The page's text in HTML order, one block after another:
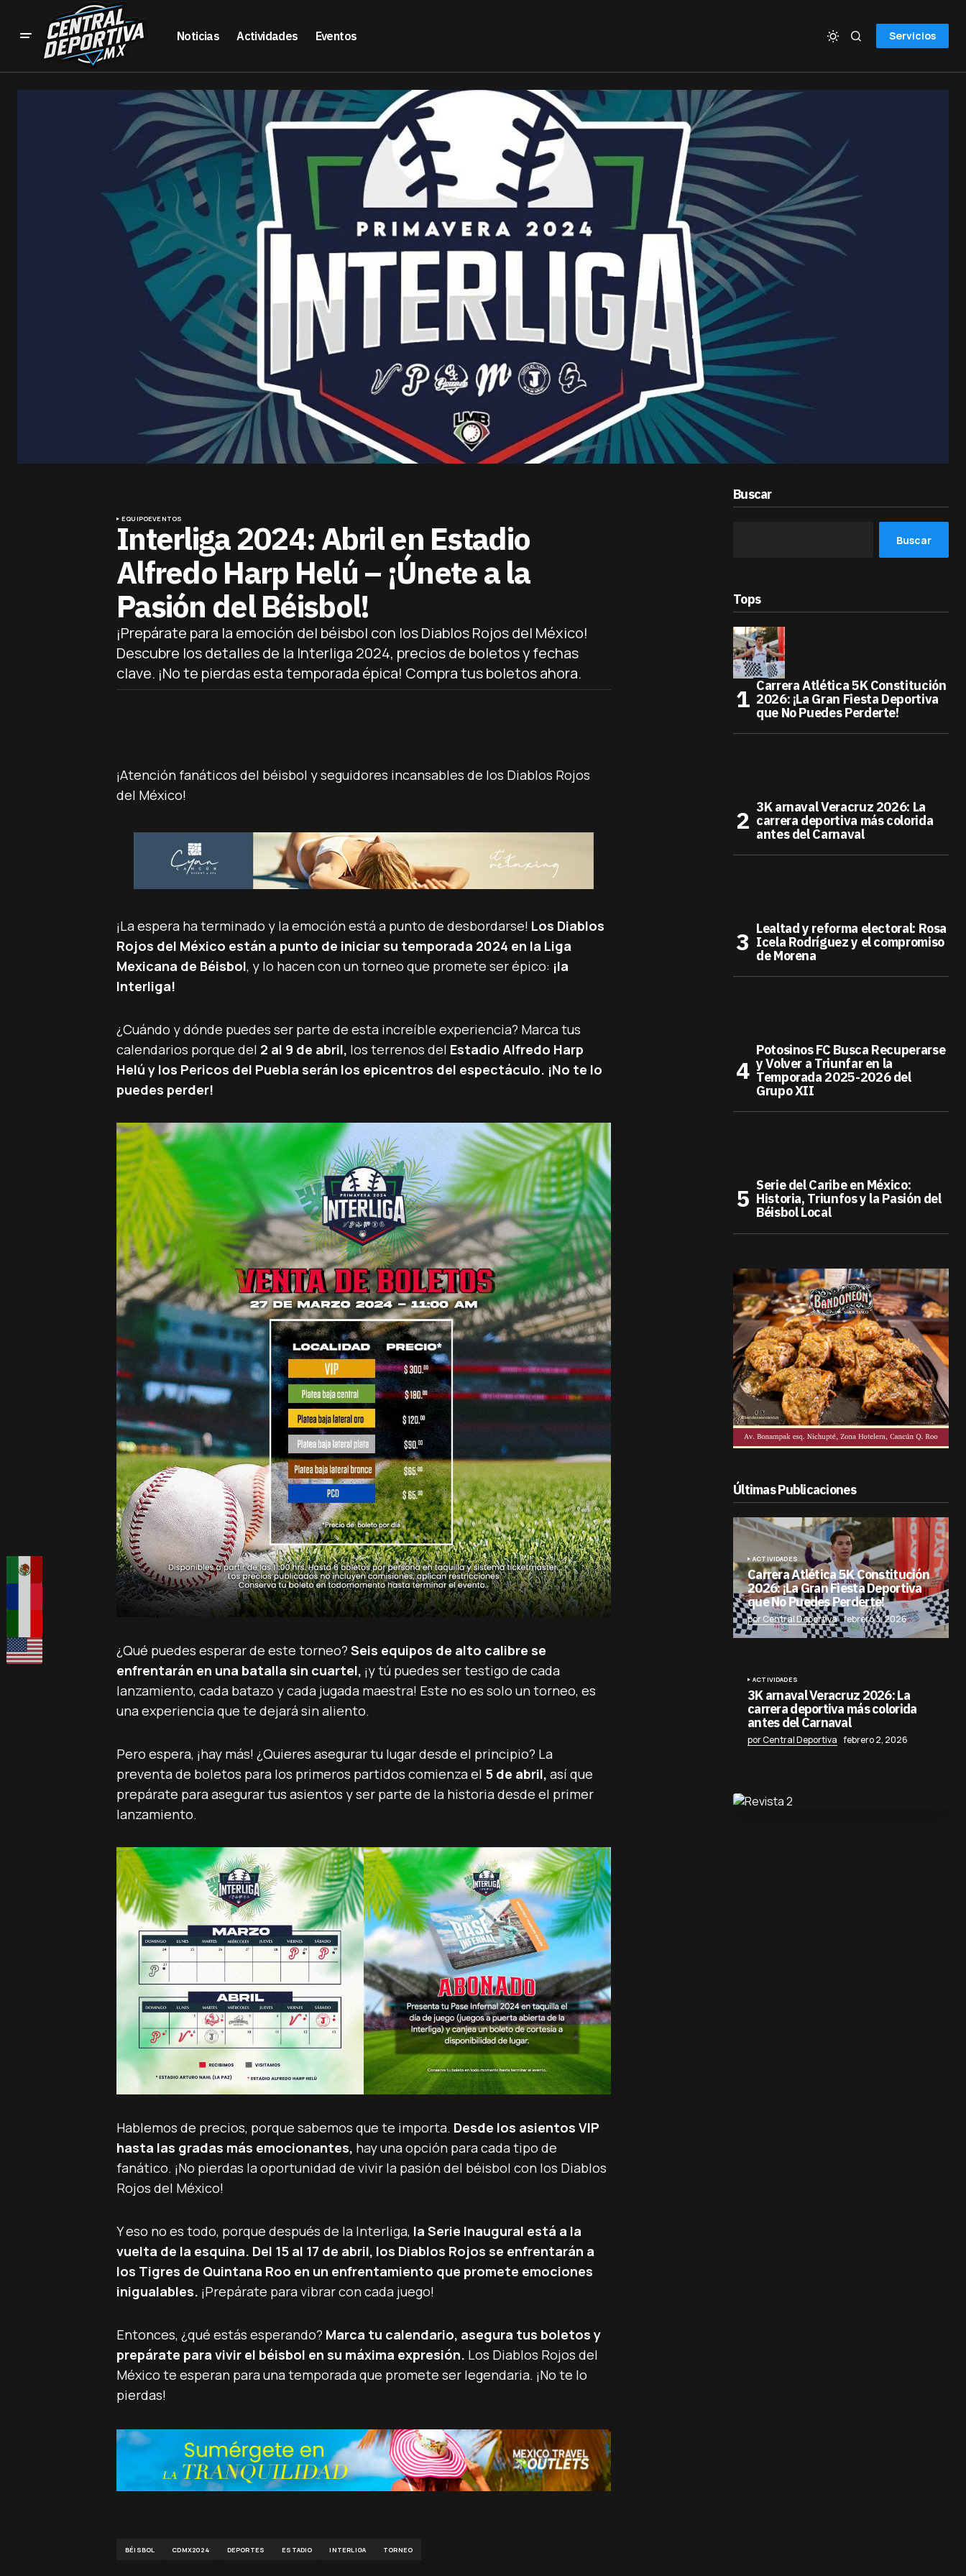
Noticias Actividades Eventos Servicios
EQUIPOEVENTOS
Interliga 2024: Abril en Estadio
Alfredo Harp Helú – ¡Únete a la
Pasión del Béisbol!
¡Prepárate para la emoción del béisbol con los Diablos Rojos del México!
Descubre los detalles de la Interliga 2024, precios de boletos y fechas
clave. ¡No te pierdas esta temporada épica! Compra tus boletos ahora.
¡Atención fanáticos del béisbol y seguidores incansables de los Diablos Rojos
del México!
¡La espera ha terminado y la emoción está a punto de desbordarse! Los Diablos
Rojos del México están a punto de iniciar su temporada 2024 en la Liga
Mexicana de Béisbol, y lo hacen con un torneo que promete ser épico: ¡la
Interliga!
¿Cuándo y dónde puedes ser parte de esta increíble experiencia? Marca tus
calendarios porque del 2 al 9 de abril, los terrenos del Estadio Alfredo Harp
Helú y los Pericos del Puebla serán los epicentros del espectáculo. ¡No te lo
puedes perder!
¿Qué puedes esperar de este torneo? Seis equipos de alto calibre se
enfrentarán en una batalla sin cuartel, ¡y tú puedes ser testigo de cada
lanzamiento, cada batazo y cada jugada maestra! Este no es solo un torneo, es
una experiencia que te dejará sin aliento.
Pero espera, ¡hay más! ¿Quieres asegurar tu lugar desde el principio? La
preventa de boletos para los primeros partidos comienza el 5 de abril, así que
prepárate para asegurar tus asientos y ser parte de la historia desde el primer
lanzamiento.
Hablemos de precios, porque sabemos que te importa. Desde los asientos VIP
hasta las gradas más emocionantes, hay una opción para cada tipo de
fanático. ¡No pierdas la oportunidad de vivir la pasión del béisbol con los Diablos
Rojos del México!
Y eso no es todo, porque después de la Interliga, la Serie Inaugural está a la
vuelta de la esquina. Del 15 al 17 de abril, los Diablos Rojos se enfrentarán a
los Tigres de Quintana Roo en un enfrentamiento que promete emociones
inigualables. ¡Prepárate para vibrar con cada juego!
Entonces, ¿qué estás esperando? Marca tu calendario, asegura tus boletos y
prepárate para vivir el béisbol en su máxima expresión. Los Diablos Rojos del
México te esperan para una temporada que promete ser legendaria. ¡No te lo
pierdas!
BÉISBOL CDMX2024 DEPORTES ESTADIO INTERLIGA TORNEO
Buscar
Buscar
Tops
Carrera Atlética 5K Constitución
2026: ¡La Gran Fiesta Deportiva
que No Puedes Perderte!
3K arnaval Veracruz 2026: La
carrera deportiva más colorida
antes del Carnaval
Lealtad y reforma electoral: Rosa
Icela Rodríguez y el compromiso
de Morena
Potosinos FC Busca Recuperarse
y Volver a Triunfar en la
Temporada 2025-2026 del
Grupo XII
Serie del Caribe en México:
Historia, Triunfos y la Pasión del
Béisbol Local
Últimas Publicaciones
ACTIVIDADES
Carrera Atlética 5K Constitución
2026: ¡La Gran Fiesta Deportiva
que No Puedes Perderte!
por Central Deportiva febrero 3, 2026
ACTIVIDADES
3K arnaval Veracruz 2026: La
carrera deportiva más colorida
antes del Carnaval
por Central Deportiva febrero 2, 2026